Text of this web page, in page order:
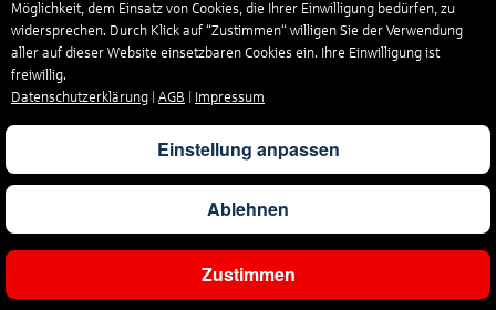
Möglichkeit, dem Einsatz von Cookies, die Ihrer Einwilligung bedürfen, zu
widersprechen. Durch Klick auf “Zustimmen“ willigen Sie der Verwendung
aller auf dieser Website einsetzbaren Cookies ein. Ihre Einwilligung ist
freiwillig.
Datenschutzerklärung
AGB Impressum
Einstellung anpassen
Ablehnen
Zustimmen